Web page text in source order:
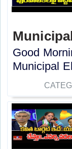
Good
Municipal